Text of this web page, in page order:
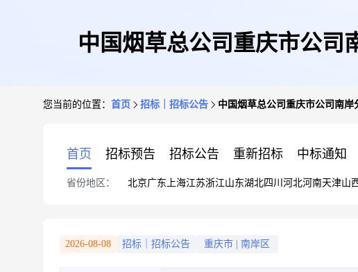
中国烟草总公司重庆市公司
您当前的位置： 首页 招标｜招标公告 中国烟草总公司重庆市公司南
首页 招标预告 招标公告 重新招标 中标通知
省份地区： 北京广东 上海江苏浙江山东湖北四川 河北河南天津山
2026-08-08 招标｜招标公告 重庆市 南岸区